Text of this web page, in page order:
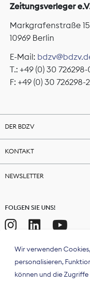
Zeitungsverleger
Markgrafenstraße 15
10969 Berlin
E-Mail:
T.: +49 (0) 30 726298-
F: +49 (0) 30 726298-
DER BDZV
KONTAKT
NEWSLETTER
FOLGEN SIE UNS!
Wir verwenden
personalisieren,
können und die